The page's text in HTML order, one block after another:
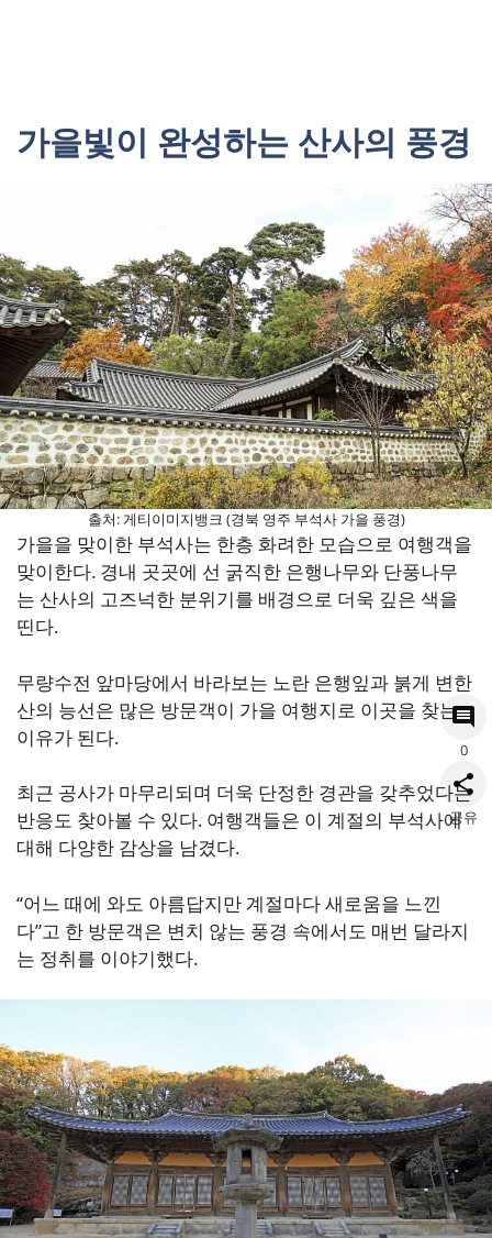
가을빛이 완성하는 산사의 풍경
출처: 게티이미지뱅크 (경북 영주 부석사 가을 풍경)
가을을 맞이한 부석사는 한층 화려한 모습으로 여행객을
맞이한다. 경내 곳곳에 선 굵직한 은행나무와 단풍나무
는 산사의 고즈넉한 분위기를 배경으로 더욱 깊은 색을
띤다.
무량수전 앞마당에서 바라보는 노란 은행잎과 붉게 변한
산의 능선은 많은 방문객이 가을 여행지로 이곳을 찾는
이유가 된다.
최근 공사가 마무리되며 더욱 단정한 경관을 갖추었다는
반응도 찾아볼 수 있다. 여행객들은 이 계절의 부석사에
대해 다양한 감상을 남겼다.
“어느 때에 와도 아름답지만 계절마다 새로움을 느낀
다”고 한 방문객은 변치 않는 풍경 속에서도 매번 달라지
는 정취를 이야기했다.
0
공유